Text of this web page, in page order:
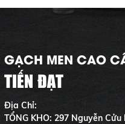
GẠCH MEN CAO
TIẾN ĐẠT
Địa Chỉ:
TỔNG KHO: 297 Nguyễn